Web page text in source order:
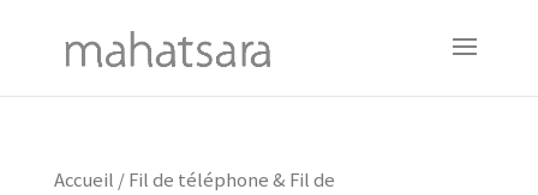
Accueil /Fil de téléphone & Fil de